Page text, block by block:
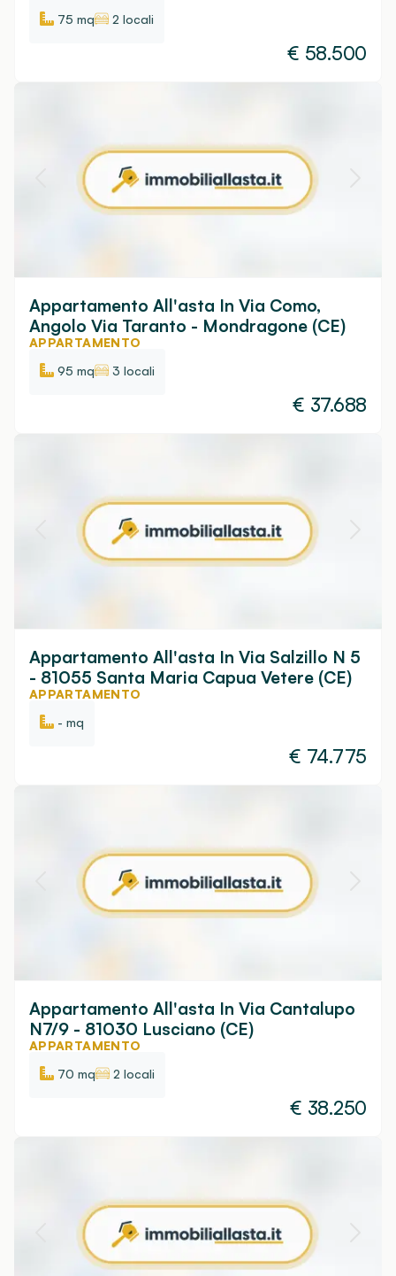
75 mq
2 locali
€ 58.500
Appartamento All'asta In Via Como,
Angolo Via Taranto - Mondragone (CE)
APPARTAMENTO
95 mq
3 locali
€ 37.688
Appartamento All'asta In Via Salzillo N 5
- 81055 Santa Maria Capua Vetere (CE)
APPARTAMENTO
- mq
€ 74.775
Appartamento All'asta In Via Cantalupo
N7/9 - 81030 Lusciano (CE)
APPARTAMENTO
70 mq
2 locali
€ 38.250